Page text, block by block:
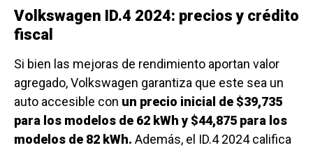
Volkswagen ID.4 2024: precios y crédito
fiscal
Si bien las mejoras de rendimiento aportan valor
agregado, Volkswagen garantiza que este sea un
auto accesible con un precio inicial de $39,735
para los modelos de 62 kWh y $44,875 para los
modelos de 82 kWh. Además, el ID.4 2024 califica